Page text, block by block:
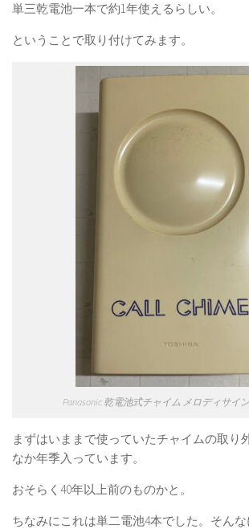
単三乾電池一本で約1年使えるらしい。
ということで取り付けてみます。
Panasonic 乾電池式チャイム メロディサイン
まずはいままで使っていたチャイムの取り
なか年季入っています。
おそらく40年以上前のものかと。
ちなみにこれは単二電池4本でした。そん